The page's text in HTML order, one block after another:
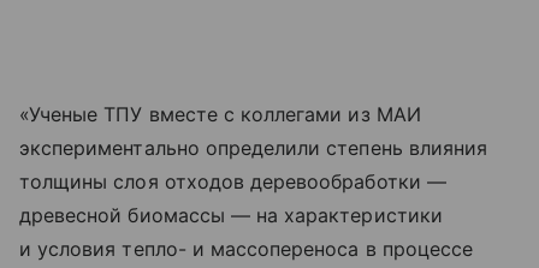
«Ученые ТПУ вместе с коллегами из МАИ
экспериментально определили степень влияния
толщины слоя отходов деревообработки —
древесной биомассы — на характеристики
и условия тепло- и массопереноса в процессе